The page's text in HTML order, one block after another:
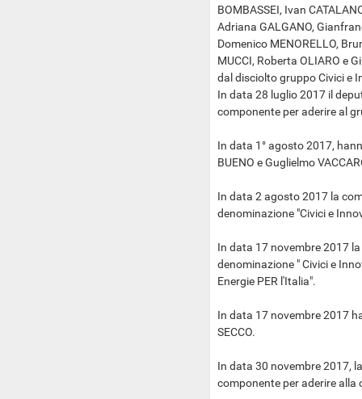
BOMBASSEI, Ivan
Adriana GALGANO,
Domenico MENORELLO,
MUCCI, Roberta OLIARO e
dal disciolto gruppo Civici e
In data 28 luglio 2017 il
componente per aderire al
In data 1° agosto 2017,
BUENO e Guglielmo
In data 2 agosto 2017 la
denominazione "Civici e
In data 17 novembre 2017
denominazione " Civici e
Energie PER l'Italia".
In data 17 novembre 2017
SECCO.
In data 30 novembre 2017,
componente per aderire alla